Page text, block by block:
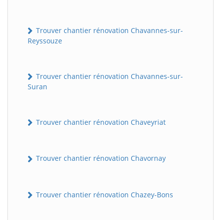
Trouver chantier rénovation Chavannes-sur-
Reyssouze
Trouver chantier rénovation Chavannes-sur-
Suran
Trouver chantier rénovation Chaveyriat
Trouver chantier rénovation Chavornay
Trouver chantier rénovation Chazey-Bons